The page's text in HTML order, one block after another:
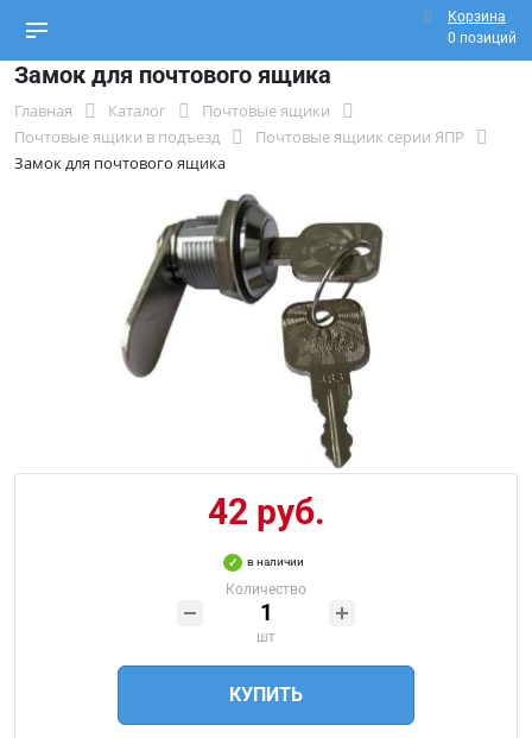
Корзина
0 позиций
Замок для почтового ящика
Главная Каталог
Почтовые ящики
Почтовые ящики в подъезд
Почтовые ящиик серии ЯПР
Замок для почтового ящика
42 руб.
в наличии
Количество
шт
КУПИТЬ